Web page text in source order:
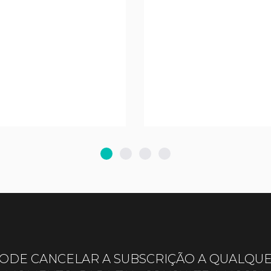
CANCELAR A SUBSCRIÇÃO A